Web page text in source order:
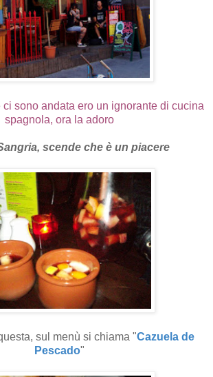
ci sono andata ero un ignorante di cucina
spagnola, ora la adoro
scende che è un piacere
sul menù si chiama "Cazuela de
Pescado"